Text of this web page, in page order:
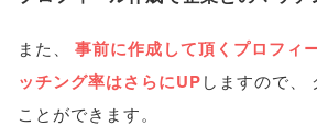
また 事前に作成して頂くプロフィ
ッチング率はさらにUPしますので
ことができます。